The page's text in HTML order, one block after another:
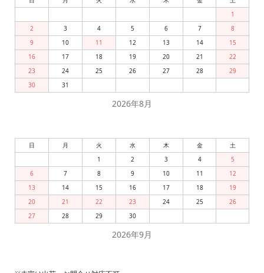
2026年8月
1
2
3 4 5 6 7
8
9
10 11 12 13 14
15
16
17 18 19 20 21
22
23
24 25 26 27 28
29
30
31
2026年9月
日 月 火 水 木 金
土
1
2 3 4
5
6
7 8 9 10 11
12
13
14 15 16 17 18
19
20
21 22 23 24 25
26
27
28 29 30